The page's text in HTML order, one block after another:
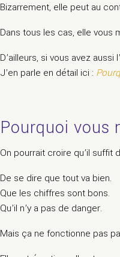
Bizarrement, elle peut au
Dans tous les cas, elle vous
D’ailleurs, si vous avez
J’en parle en détail ici :
Pourquoi vous
On pourrait croire qu’il suffit
De se dire que tout va bien.
Que les chiffres sont bons.
Qu’il n’y a pas de danger.
Mais ça ne fonctionne pas